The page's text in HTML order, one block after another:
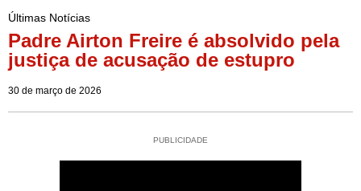
Últimas Notícias
Padre Airton Freire é absolvido pela
justiça de acusação de estupro
30 de março de 2026
PUBLICIDADE